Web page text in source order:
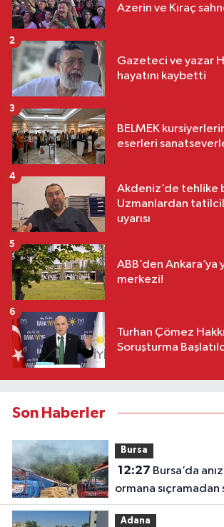
Azerin ve Kıraç
Gazeteci ve yazar
hayatını kaybetti
2
BELMEK
eserleri
3
Akdeniz’de tehlike
Uzmanlardan
uyarısı
4
ABB’den Ankara’ya
merkezi!
5
Turhan Çömez
Soruşturma
6
Son Haberler
Bursa
12:27
ormana
Adana